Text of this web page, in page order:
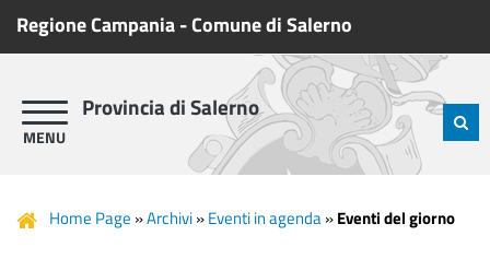
Regione Campania-Comune di Salerno
Provincia di Salerno
Home Page »Archivi»Eventi in agenda»Eventi del giorno